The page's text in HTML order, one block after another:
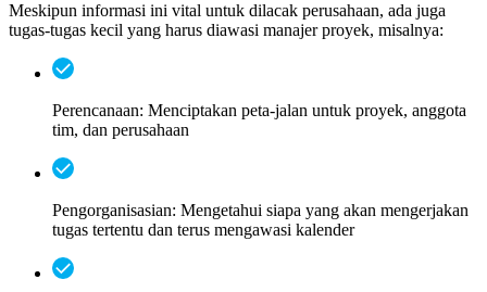
Meskipun informasi ini vital untuk dilacak perusahaan, ada juga
tugas-tugas kecil yang harus diawasi manajer proyek, misalnya:
Perencanaan: Menciptakan peta-jalan untuk proyek, anggota
tim, dan perusahaan
Pengorganisasian: Mengetahui siapa yang akan mengerjakan
tugas tertentu dan terus mengawasi kalender